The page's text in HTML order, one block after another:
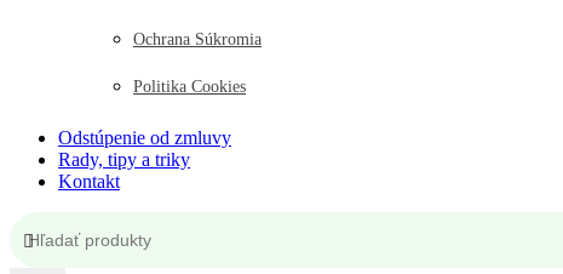
Ochrana Súkromia
Politika Cookies
Odstúpenie od zmluvy
Rady, tipy a triky
Kontakt